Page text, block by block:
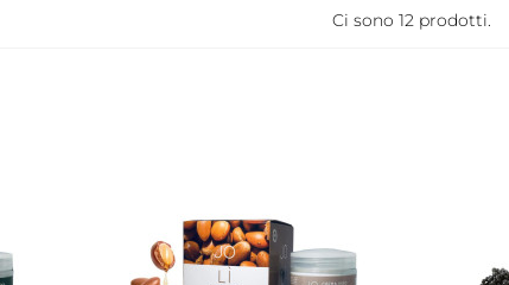
Ci sono 12 prodotti.